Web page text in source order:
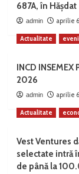
687A, în Hășdat
admin aprilie
Actualitate
INCD
2026
admin aprilie
Actualitate
Vest Ventures
selectate intră
de până la